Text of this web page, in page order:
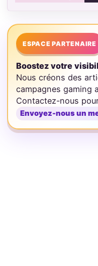
ESPACE PARTENAIRE
Boostez votre
Nous créons des
campagnes gaming
Contactez-nous
Envoyez-nous un